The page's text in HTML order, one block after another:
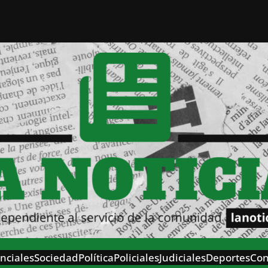
SociedadPolíticaPolicialesJudicialesDeportes